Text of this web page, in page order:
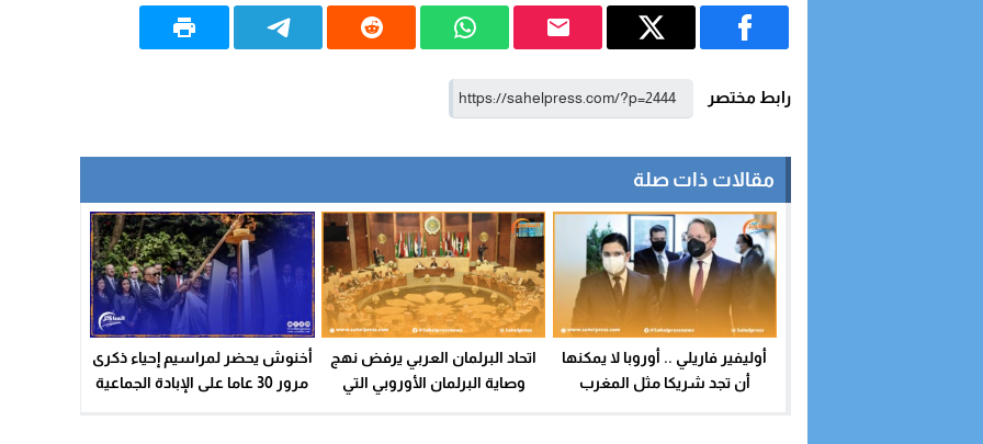
رابط مختصر
مقالات ذات صلة
أوليفير فاريلي .. أوروبا لا يمكنها
أن تجد شريكا مثل المغرب
اتحاد البرلمان العربي يرفض نهج
وصاية البرلمان الأوروبي التي
أخنوش يحضر لمراسيم إحياء ذكرى
مرور 30 عاما على الإبادة الجماعية